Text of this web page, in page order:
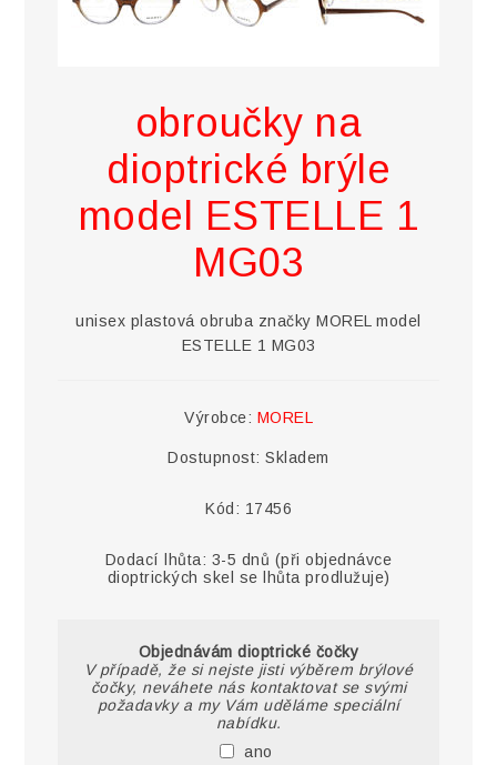
obroučky na
dioptrické brýle
model ESTELLE 1
MG03
unisex plastová obruba značky MOREL model
ESTELLE 1 MG03
Výrobce: MOREL
Dostupnost: Skladem
Kód: 17456
Dodací lhůta: 3-5 dnů (při objednávce
dioptrických skel se lhůta prodlužuje)
Objednávám dioptrické čočky
V případě, že si nejste jisti výběrem brýlové
čočky, neváhete nás kontaktovat se svými
požadavky a my Vám uděláme speciální
nabídku.
ano